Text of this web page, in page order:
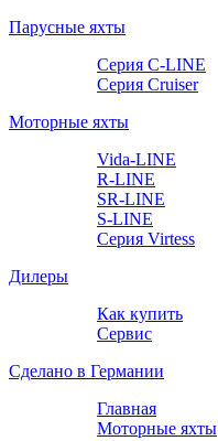
Парусные яхты
Серия C-LINE
Серия Cruiser
Моторные яхты
Vida-LINE
R-LINE
SR-LINE
S-LINE
Серия Virtess
Дилеры
Как купить
Сервис
Сделано в Германии
Главная
Моторные яхты